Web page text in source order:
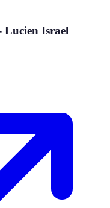
Lucien Israel